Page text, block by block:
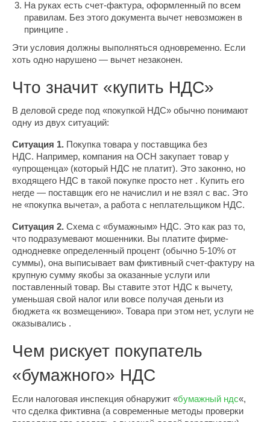
На руках есть счет-фактура, оформленный по всем
правилам. Без этого документа вычет невозможен в
принципе .
Эти условия должны выполняться одновременно. Если
хоть одно нарушено — вычет незаконен.
Что значит «купить НДС»
В деловой среде под «покупкой НДС» обычно понимают
одну из двух ситуаций:
Ситуация 1. Покупка товара у поставщика без
НДС. Например, компания на ОСН закупает товар у
«упрощенца» (который НДС не платит). Это законно, но
входящего НДС в такой покупке просто нет . Купить его
негде — поставщик его не начислил и не взял с вас. Это
не «покупка вычета», а работа с неплательщиком НДС.
Ситуация 2. Схема с «бумажным» НДС. Это как раз то,
что подразумевают мошенники. Вы платите фирме-
однодневке определенный процент (обычно 5-10% от
суммы), она выписывает вам фиктивный счет-фактуру на
крупную сумму якобы за оказанные услуги или
поставленный товар. Вы ставите этот НДС к вычету,
уменьшая свой налог или вовсе получая деньги из
бюджета «к возмещению». Товара при этом нет, услуги не
оказывались .
Чем рискует покупатель
«бумажного» НДС
Если налоговая инспекция обнаружит «бумажный ндс«,
что сделка фиктивна (а современные методы проверки